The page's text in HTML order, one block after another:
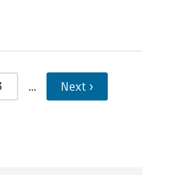
… Next ›